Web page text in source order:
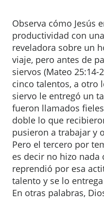
Observa cómo Jesús
productividad con
reveladora sobre un
viaje, pero antes de
siervos (Mateo 25:14-
cinco talentos, a otro
siervo le entregó un
fueron llamados
doble lo que
pusieron a trabajar y
Pero el tercero por
es decir no hizo nada
reprendió por esa
talento y se lo
En otras palabras,